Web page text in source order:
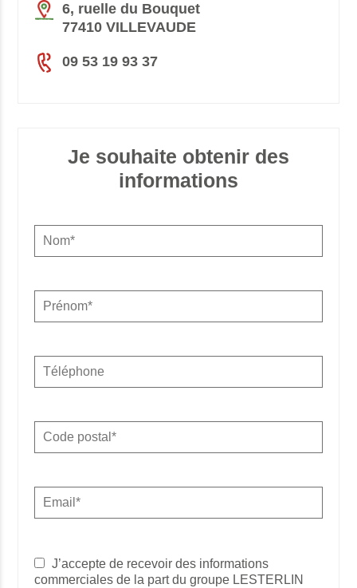
6, ruelle du Bouquet
77410 VILLEVAUDE
09 53 19 93 37
Je souhaite obtenir des
informations
J’accepte de recevoir des informations
commerciales de la part du groupe LESTERLIN